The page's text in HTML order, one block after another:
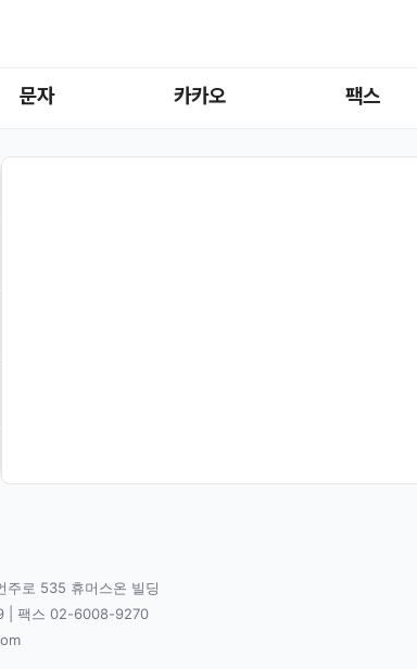
문자 카카오 팩스
주로 535 휴머스온 빌딩
| 팩스 02-6008-9270